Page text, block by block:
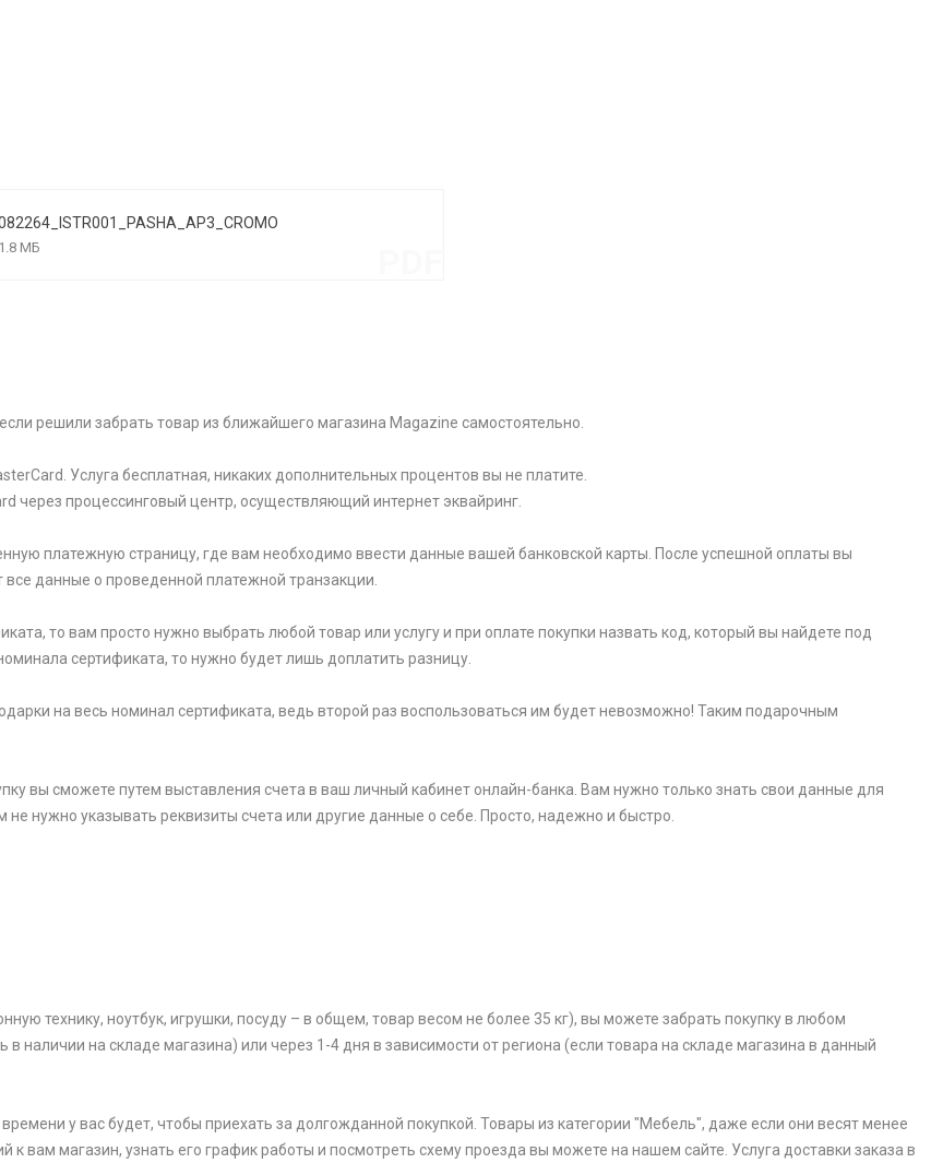
1.8 МБ
решили забрать товар из ближайшего магазина Magazine самоcтоятельно.
Услуга бесплатная, никаких дополнительных процентов вы не платите.
через процессинговый центр, осуществляющий интернет эквайринг.
платежную страницу, где вам необходимо ввести данные вашей банковской карты. После успешной оплаты вы
данные о проведенной платежной транзакции.
то вам просто нужно выбрать любой товар или услугу и при оплате покупки назвать код, который вы найдете под
сертификата, то нужно будет лишь доплатить разницу.
на весь номинал сертификата, ведь второй раз воспользоваться им будет невозможно! Таким подарочным
вы сможете путем выставления счета в ваш личный кабинет онлайн-банка. Вам нужно только знать свои данные для
нужно указывать реквизиты счета или другие данные о себе. Просто, надежно и быстро.
технику, ноутбук, игрушки, посуду – в общем, товар весом не более 35 кг), вы можете забрать покупку в любом
наличии на складе магазина) или через 1-4 дня в зависимости от региона (если товара на складе магазина в данный
у вас будет, чтобы приехать за долгожданной покупкой. Товары из категории "Мебель", даже если они весят менее
вам магазин, узнать его график работы и посмотреть схему проезда вы можете на нашем сайте. Услуга доставки заказа в